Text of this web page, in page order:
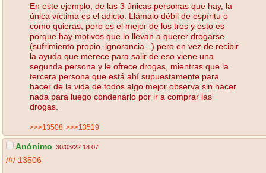
En este ejemplo, de las 3 únicas personas que hay, la
única víctima es el adicto. Llámalo débil de espíritu o
como quieras, pero es el mejor de los tres y esto es
porque hay motivos que lo llevan a querer drogarse
(sufrimiento propio, ignorancia...) pero en vez de recibir
la ayuda que merece para salir de eso viene una
segunda persona y le ofrece drogas, mientras que la
tercera persona que está ahí supuestamente para
hacer de la vida de todos algo mejor observa sin hacer
nada para luego condenarlo por ir a comprar las
drogas.
>>>13508 >>>13519
Anónimo 30/03/22 18:07
/#/ 13506